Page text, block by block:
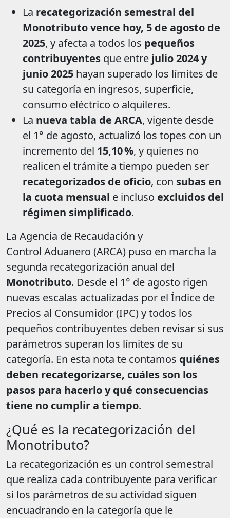
La recategorización semestral del
Monotributo vence hoy, 5 de agosto de
2025, y afecta a todos los pequeños
contribuyentes que entre julio 2024 y
junio 2025 hayan superado los límites de
su categoría en ingresos, superficie,
consumo eléctrico o alquileres.
La nueva tabla de ARCA, vigente desde
el 1° de agosto, actualizó los topes con un
incremento del 15,10 %, y quienes no
realicen el trámite a tiempo pueden ser
recategorizados de oficio, con subas en
la cuota mensual e incluso excluidos del
régimen simplificado.
La Agencia de Recaudación y
Control Aduanero (ARCA) puso en marcha la
segunda recategorización anual del
Monotributo. Desde el 1° de agosto rigen
nuevas escalas actualizadas por el Índice de
Precios al Consumidor (IPC) y todos los
pequeños contribuyentes deben revisar si sus
parámetros superan los límites de su
categoría. En esta nota te contamos quiénes
deben recategorizarse, cuáles son los
pasos para hacerlo y qué consecuencias
tiene no cumplir a tiempo.
¿Qué es la recategorización del
Monotributo?
La recategorización es un control semestral
que realiza cada contribuyente para verificar
si los parámetros de su actividad siguen
encuadrando en la categoría que le